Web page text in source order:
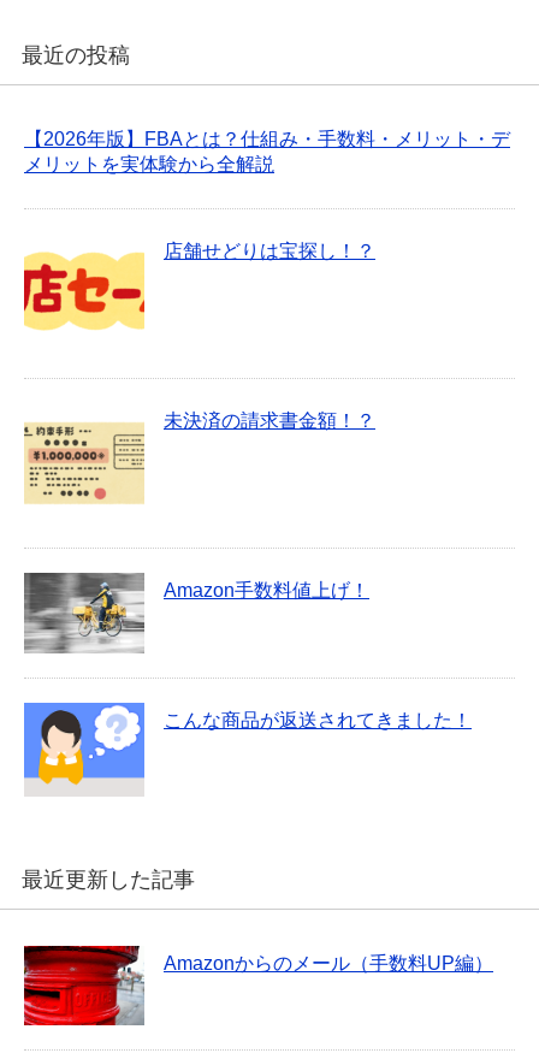
最近の投稿
【2026年版】FBAとは？仕組み・手数料・メリット・デ
メリットを実体験から全解説
店舗せどりは宝探し！？
未決済の請求書金額！？
Amazon手数料値上げ！
こんな商品が返送されてきました！
最近更新した記事
Amazonからのメール（手数料UP編）